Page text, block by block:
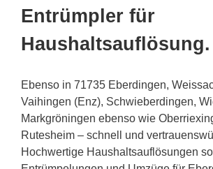
Entrümpler für
Haushaltsauflösung.
Ebenso in 71735 Eberdingen,
Vaihingen (Enz), Schwieberdingen,
Markgröningen ebenso wie
Rutesheim – schnell und
Hochwertige Haushaltsauflösungen